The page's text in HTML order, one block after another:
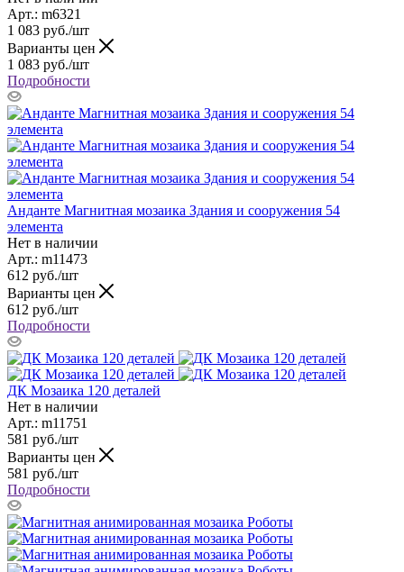
Арт.: m6321
1 083 руб./шт
Варианты цен
1 083 руб./шт
Подробности
Анданте Магнитная мозаика Здания и сооружения 54
элемента
Нет в наличии
Арт.: m11473
612 руб./шт
Варианты цен
612 руб./шт
Подробности
ДК Мозаика 120 деталей
Нет в наличии
Арт.: m11751
581 руб./шт
Варианты цен
581 руб./шт
Подробности